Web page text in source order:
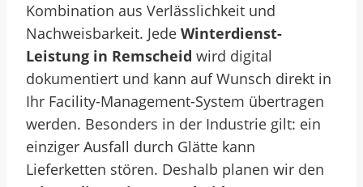
Kombination aus Verlässlichkeit und
Nachweisbarkeit. Jede Winterdienst-
Leistung in Remscheid wird digital
dokumentiert und kann auf Wunsch direkt in
Ihr Facility-Management-System übertragen
werden. Besonders in der Industrie gilt: ein
einziger Ausfall durch Glätte kann
Lieferketten stören. Deshalb planen wir den